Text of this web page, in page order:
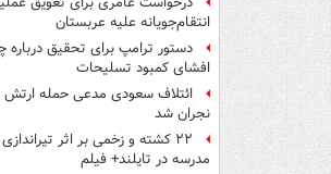
انتقام‌جویانه علیه عربستان
دستور ترامپ برای تحقیق درباره
افشای کمبود تسلیحات
ائتلاف سعودی مدعی حمله ارتش
نجران شد
۲۲ کشته و زخمی بر اثر
مدرسه در تایلند+ فیلم